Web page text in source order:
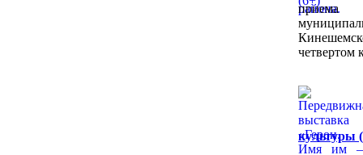
четвертом
культуры